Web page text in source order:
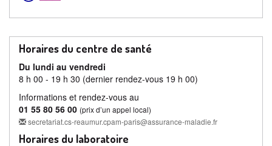
Horaires du centre de santé
Du lundi au vendredi
8 h 00 - 19 h 30 (dernier rendez-vous 19 h 00)
Informations et rendez-vous au
01 55 80 56 00 (prix d’un appel local)
secretariat.cs-reaumur.cpam-paris@assurance-maladie.fr
Horaires du laboratoire